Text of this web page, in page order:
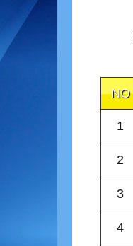
NO
1
2
3
4